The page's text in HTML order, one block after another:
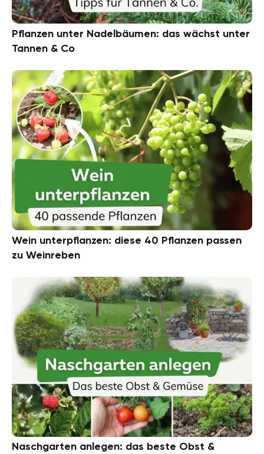
Pflanzen unter Nadelbäumen: das wächst unter
Tannen & Co
Wein unterpflanzen: diese 40 Pflanzen passen
zu Weinreben
Naschgarten anlegen: das beste Obst &